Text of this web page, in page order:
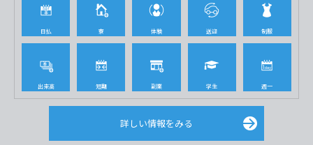
日払 寮 体験 送迎 制服
出来高 短期 副業 学生 週一
詳しい情報をみる